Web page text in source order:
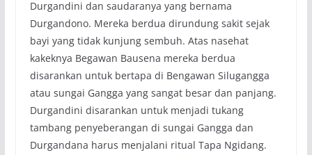
Durgandini dan saudaranya yang bernama
Durgandono. Mereka berdua dirundung sakit sejak
bayi yang tidak kunjung sembuh. Atas nasehat
kakeknya Begawan Bausena mereka berdua
disarankan untuk bertapa di Bengawan Silugangga
atau sungai Gangga yang sangat besar dan panjang.
Durgandini disarankan untuk menjadi tukang
tambang penyeberangan di sungai Gangga dan
Durgandana harus menjalani ritual Tapa Ngidang.